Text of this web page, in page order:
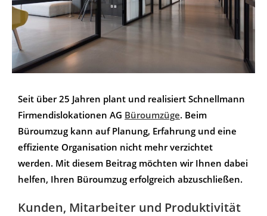
Seit über 25 Jahren plant und realisiert Schnellmann
Firmendislokationen AG Büroumzüge. Beim
Büroumzug kann auf Planung, Erfahrung und eine
effiziente Organisation nicht mehr verzichtet
werden. Mit diesem Beitrag möchten wir Ihnen dabei
helfen, Ihren Büroumzug erfolgreich abzuschließen.
Kunden, Mitarbeiter und Produktivität